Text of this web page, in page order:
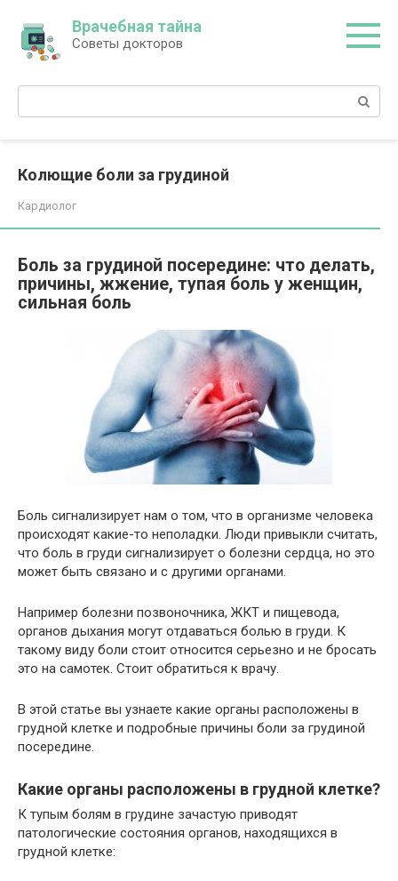
контенту
Врачебная тайна
Советы докторов
Поиск:
Колющие боли за грудиной
Кардиолог
Боль за грудиной посередине: что делать,
причины, жжение, тупая боль у женщин,
сильная боль
Боль сигнализирует нам о том, что в организме человека
происходят какие-то неполадки. Люди привыкли считать,
что боль в груди сигнализирует о болезни сердца, но это
может быть связано и с другими органами.
Например болезни позвоночника, ЖКТ и пищевода,
органов дыхания могут отдаваться болью в груди. К
такому виду боли стоит относится серьезно и не бросать
это на самотек. Стоит обратиться к врачу.
В этой статье вы узнаете какие органы расположены в
грудной клетке и подробные причины боли за грудиной
посередине.
Какие органы расположены в грудной клетке?
К тупым болям в грудине зачастую приводят
патологические состояния органов, находящихся в
грудной клетке: